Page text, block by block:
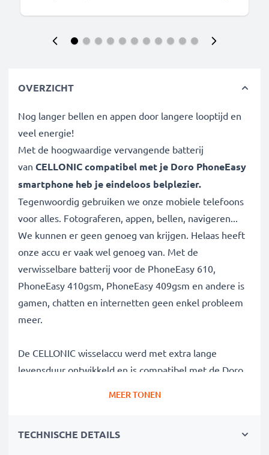
OVERZICHT
Nog langer bellen en appen door langere looptijd en
veel energie!
Met de hoogwaardige vervangende batterij
van CELLONIC compatibel met je Doro PhoneEasy
smartphone heb je eindeloos belplezier.
Tegenwoordig gebruiken we onze mobiele telefoons
voor alles. Fotograferen, appen, bellen, navigeren...
We kunnen er geen genoeg van krijgen. Helaas heeft
onze accu er vaak wel genoeg van. Met de
verwisselbare batterij voor de PhoneEasy 610,
PhoneEasy 410gsm, PhoneEasy 409gsm en andere is
gamen, chatten en internetten geen enkel probleem
meer.
De CELLONIC wisselaccu werd met extra lange
levensduur ontwikkeld en is compatibel met de Doro
videochat.
MEER TONEN
TECHNISCHE DETAILS